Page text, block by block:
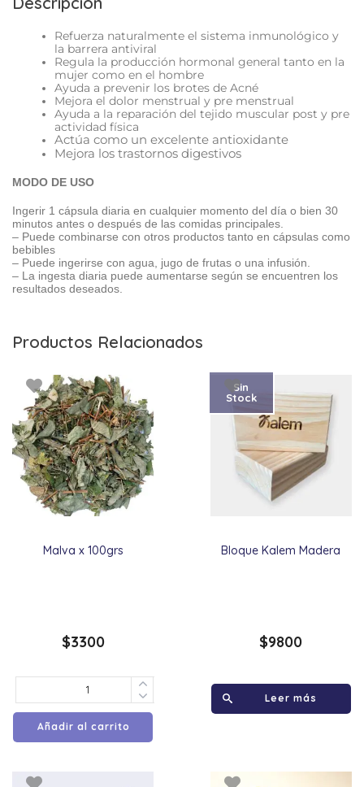
Refuerza naturalmente el sistema inmunológico y
la barrera antiviral
Regula la producción hormonal general tanto en la
mujer como en el hombre
Ayuda a prevenir los brotes de Acné
Mejora el dolor menstrual y pre menstrual
Ayuda a la reparación del tejido muscular post y pre
actividad física
Actúa como un excelente antioxidante
Mejora los trastornos digestivos
MODO DE USO
Ingerir 1 cápsula diaria en cualquier momento del día o bien 30
minutos antes o después de las comidas principales.
– Puede combinarse con otros productos tanto en cápsulas como
bebibles
– Puede ingerirse con agua, jugo de frutas o una infusión.
– La ingesta diaria puede aumentarse según se encuentren los
resultados deseados.
Productos Relacionados
Malva x 100grs
$3300
Añadir al carrito
Bloque Kalem Madera
Sin
Stock
$9800
Leer más